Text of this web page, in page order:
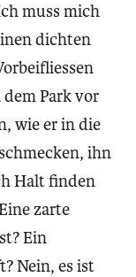
muss mich
dichten
Park vor
wie er in die
ihn
Halt finden
zarte
Ein
Nein, es ist